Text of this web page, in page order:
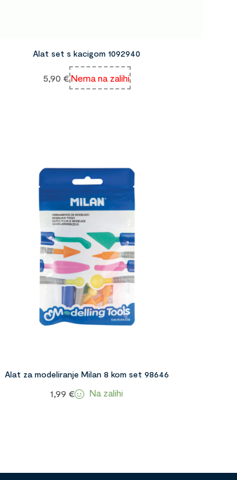
Alat set s kacigom 1092940
5,90 €Nema na zalihi
Alat za modeliranje Milan 8 kom set 98646
1,99€ Na zalihi